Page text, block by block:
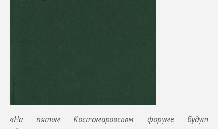
«На пятом Костомаровском форуме будут